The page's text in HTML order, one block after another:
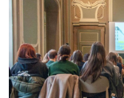
Servizi
studente
Internazionalizzazione
Didattico
Autorizzazioni
Ministeriali
Nucleo
Accademia
DIPARTIMENTI
Dipartimento
ERASMUS+
Reclutamento
Concorsi
Progetti
Terza
Missione
di
Apprendistato
per
ONE
Iscrizione
a
corsi
Iscriviti
Newsletter
ISCRIVITI
IN
genitore
di
uno